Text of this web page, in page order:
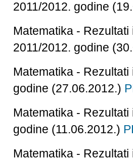
2011/2012. godine
Matematika -
2011/2012. godine
Matematika -
godine (27.06.2012.)
Matematika -
godine (11.06.2012.)
Matematika -